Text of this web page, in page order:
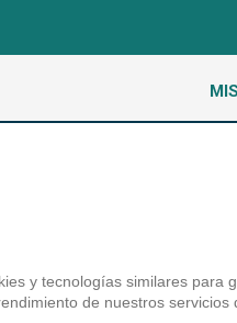
y tecnologías similares para
de nuestros servicios